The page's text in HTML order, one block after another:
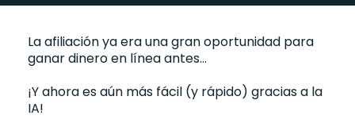
La afiliación ya era una gran oportunidad para
ganar dinero en línea antes...
¡Y ahora es aún más fácil (y rápido) gracias a la
IA!